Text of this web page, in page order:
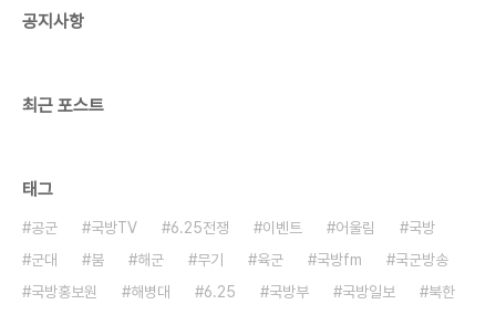
공지사항
최근 포스트
태그
공군 국방TV 6.25전쟁 이벤트 어울림
국방
군대
붐 해군 무기 육군 국방fm
국군방송
국방홍보원
해병대 6.25 국방부 국방일보
북한